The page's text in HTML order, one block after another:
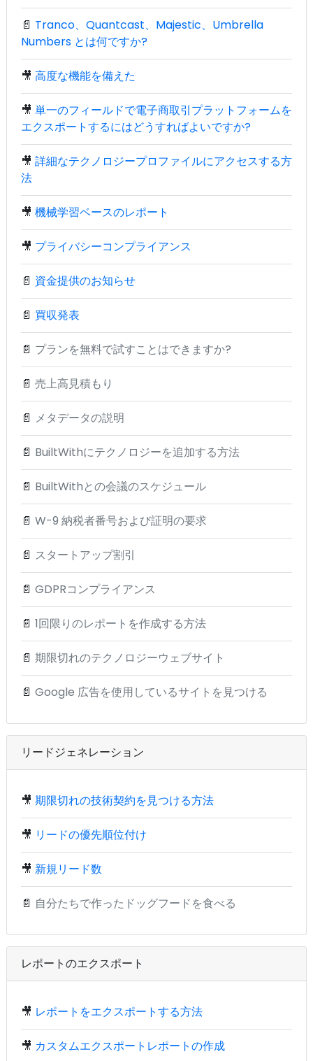
📄 Tranco、Quantcast、Majestic、Umbrella
Numbers とは何ですか?
🎥 高度な機能を備えた
🎥 単一のフィールドで電子商取引プラットフォームを
エクスポートするにはどうすればよいですか?
🎥 詳細なテクノロジープロファイルにアクセスする方
法
🎥 機械学習ベースのレポート
🎥 プライバシーコンプライアンス
📄 資金提供のお知らせ
📄 買収発表
📄 プランを無料で試すことはできますか?
📄 売上高見積もり
📄 メタデータの説明
📄 BuiltWithにテクノロジーを追加する方法
📄 BuiltWithとの会議のスケジュール
📄 W-9 納税者番号および証明の要求
📄 スタートアップ割引
📄 GDPRコンプライアンス
📄 1回限りのレポートを作成する方法
📄 期限切れのテクノロジーウェブサイト
📄 Google 広告を使用しているサイトを見つける
リードジェネレーション
🎥 期限切れの技術契約を見つける方法
🎥 リードの優先順位付け
🎥 新規リード数
📄 自分たちで作ったドッグフードを食べる
レポートのエクスポート
🎥 レポートをエクスポートする方法
🎥 カスタムエクスポートレポートの作成